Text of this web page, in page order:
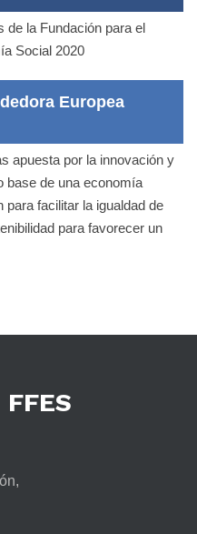
de la Fundación para el
Social 2020
Europea
apuesta por la innovación y
base de una economía
para facilitar la igualdad de
para favorecer un
FFES